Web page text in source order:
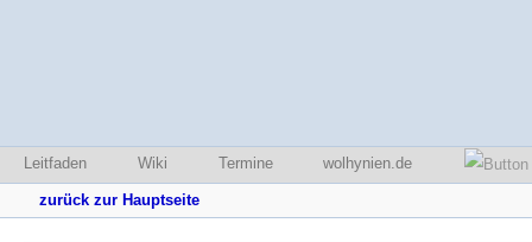
Leitfaden Wiki Termine wolhynien.de
zurück zur Hauptseite